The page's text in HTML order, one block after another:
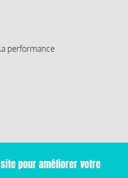
performance
pour améliorer votre